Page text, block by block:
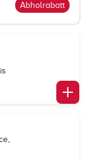
Abholrabatt